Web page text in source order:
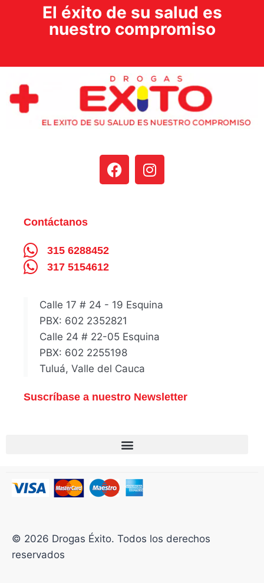
El éxito de su salud es
nuestro compromiso
Contáctanos
315 6288452
317 5154612
Calle 17 # 24 - 19 Esquina
PBX: 602 2352821
Calle 24 # 22-05 Esquina
PBX: 602 2255198
Tuluá, Valle del Cauca
Suscríbase a nuestro Newsletter
© 2026 Drogas Éxito. Todos los derechos
reservados